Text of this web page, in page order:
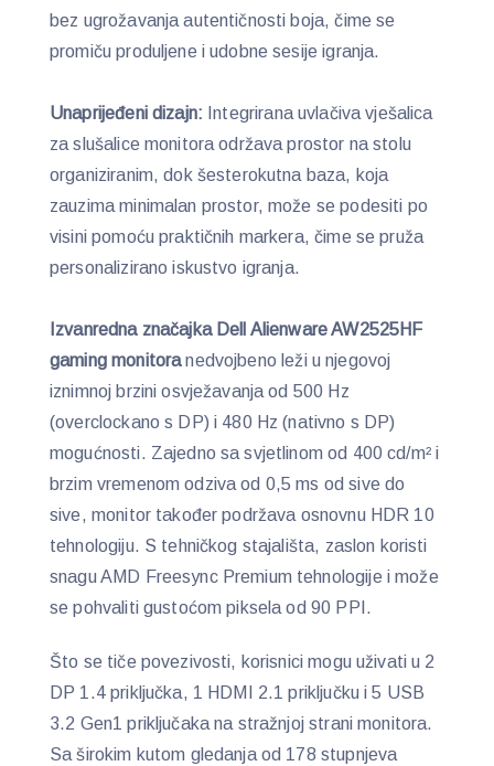
bez ugrožavanja autentičnosti boja, čime se
promiču produljene i udobne sesije igranja.
Unaprijeđeni dizajn: Integrirana uvlačiva vješalica
za slušalice monitora održava prostor na stolu
organiziranim, dok šesterokutna baza, koja
zauzima minimalan prostor, može se podesiti po
visini pomoću praktičnih markera, čime se pruža
personalizirano iskustvo igranja.
Izvanredna značajka Dell Alienware AW2525HF
gaming monitoranedvojbeno leži u njegovoj
iznimnoj brzini osvježavanja od 500 Hz
(overclockano s DP) i 480 Hz (nativno s DP)
mogućnosti. Zajedno sa svjetlinom od 400 cd/m² i
brzim vremenom odziva od 0,5 ms od sive do
sive, monitor također podržava osnovnu HDR 10
tehnologiju. S tehničkog stajališta, zaslon koristi
snagu AMD Freesync Premium tehnologije i može
se pohvaliti gustoćom piksela od 90 PPI.
Što se tiče povezivosti, korisnici mogu uživati ​​u 2
DP 1.4 priključka, 1 HDMI 2.1 priključku i 5 USB
3.2 Gen1 priključaka na stražnjoj strani monitora.
Sa širokim kutom gledanja od 178 stupnjeva